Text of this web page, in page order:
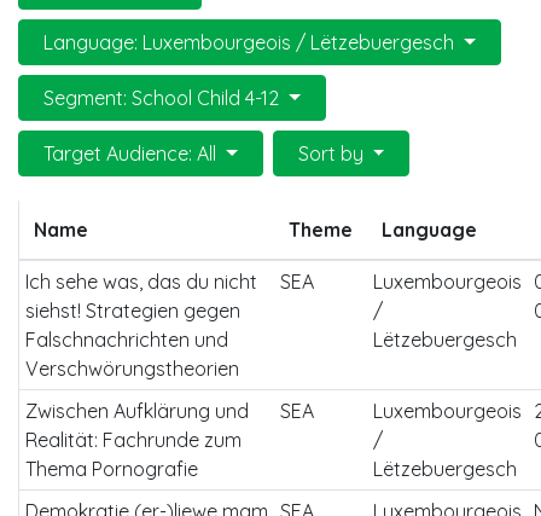
Language: Luxembourgeois / Lëtzebuergesch
Segment: School Child 4-12
Target Audience: All Sort by
Name Theme Language
Ich sehe was, das du nicht
siehst! Strategien gegen
Falschnachrichten und
Verschwörungstheorien
SEA
Luxembourgeois
/
Lëtzebuergesch
Zwischen Aufklärung und
Realität: Fachrunde zum
Thema Pornografie
SEA
Luxembourgeois
/
Lëtzebuergesch
Demokratie (er-)liewe mam SEA Luxembourgeois